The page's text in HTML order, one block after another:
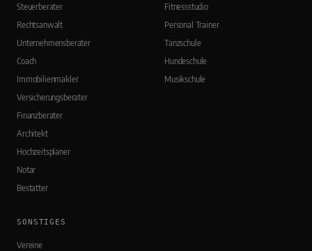
Steuerberater
Rechtsanwalt
Unternehmensberater
Coach
Immobilienmakler
Versicherungsberater
Finanzberater
Architekt
Hochzeitsplaner
Notar
Bestatter
Fitnessstudio
Personal Trainer
Tanzschule
Hundeschule
Musikschule
SONSTIGES
Vereine